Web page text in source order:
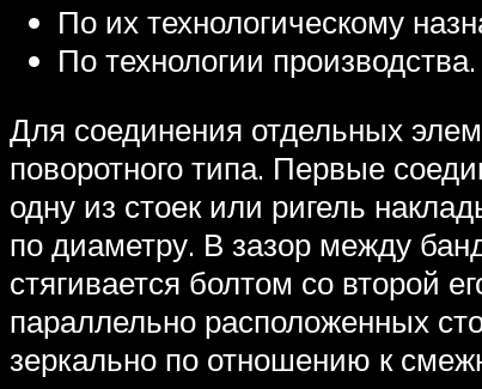
По их технологическому
По технологии производства.
Для соединения отдельных
поворотного типа. Первые
одну из стоек или ригель
по диаметру. В зазор между
стягивается болтом со второй
параллельно расположенных
зеркально по отношению к